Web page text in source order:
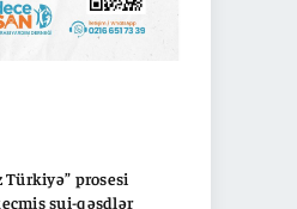
Türkiyə” prosesi
sui-qəsdlər